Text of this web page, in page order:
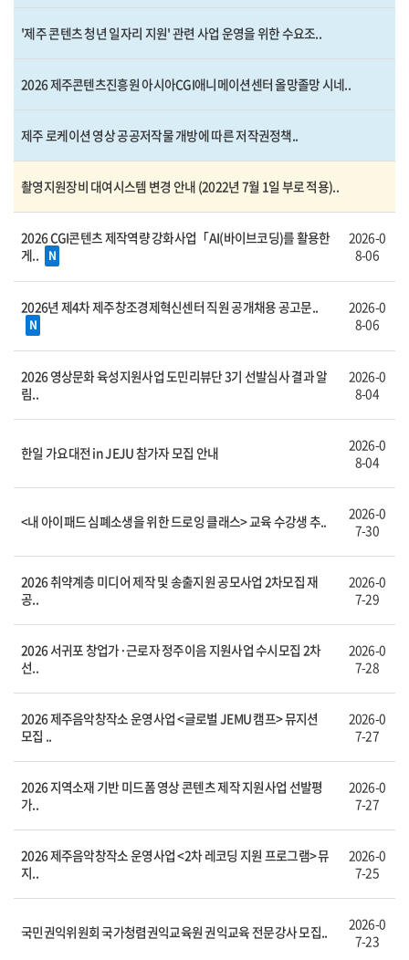
'제주 콘텐츠 청년 일자리 지원' 관련 사업 운영을 위한 수요조..
2026 제주콘텐츠진흥원 아시아CGI애니메이션센터 올망졸망 시네..
제주 로케이션 영상 공공저작물 개방에 따른 저작권정책..
촬영지원장비 대여시스템 변경 안내 (2022년 7월 1일 부로 적용)..
2026 CGI콘텐츠 제작역량 강화사업「AI(바이브코딩)를 활용한
게..
N
2026-0
8-06
2026년 제4차 제주창조경제혁신센터 직원 공개채용 공고문..
N
2026-0
8-06
2026 영상문화 육성지원사업 도민리뷰단 3기 선발심사 결과 알
림..
2026-0
8-04
한일 가요대전 in JEJU 참가자 모집 안내
2026-0
8-04
<내 아이패드 심폐소생을 위한 드로잉 클래스> 교육 수강생 추..
2026-0
7-30
2026 취약계층 미디어 제작 및 송출지원 공모사업 2차모집 재
공..
2026-0
7-29
2026 서귀포 창업가·근로자 정주이음 지원사업 수시모집 2차
선..
2026-0
7-28
2026 제주음악창작소 운영사업 <글로벌 JEMU 캠프> 뮤지션
모집 ..
2026-0
7-27
2026 지역소재 기반 미드폼 영상 콘텐츠 제작 지원사업 선발평
가..
2026-0
7-27
2026 제주음악창작소 운영사업 <2차 레코딩 지원 프로그램> 뮤
지..
2026-0
7-25
국민권익위원회 국가청렴권익교육원 권익교육 전문강사 모집..
2026-0
7-23